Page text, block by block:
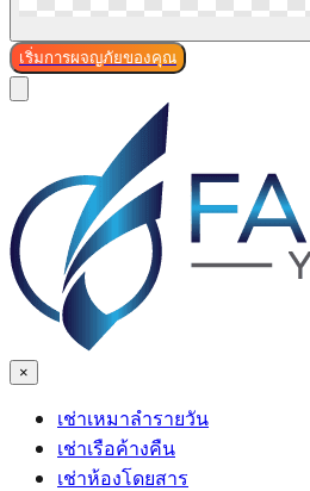
เริ่มการผจญภัยของคุณ
×
เช่าเหมาลำรายวัน
เช่าเรือค้างคืน
เช่าห้องโดยสาร